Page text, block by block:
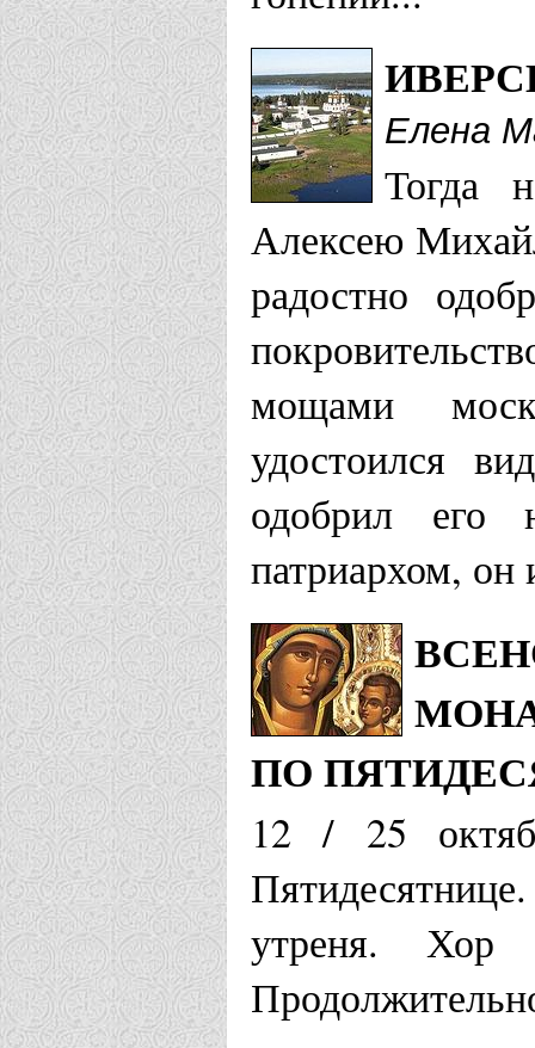
Елена
Тогда
Алексею
радостно
мощами
удостоился
одобрил его
патриархом,
ПО
12 / 25
утреня. Хор